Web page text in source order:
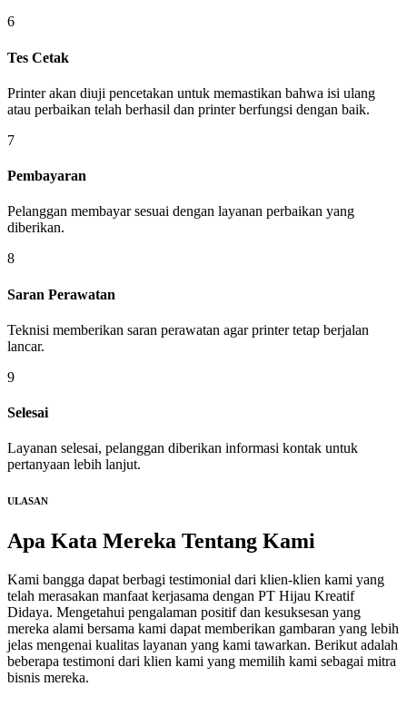
6
Tes Cetak
Printer akan diuji pencetakan untuk memastikan bahwa isi ulang
atau perbaikan telah berhasil dan printer berfungsi dengan baik.
7
Pembayaran
Pelanggan membayar sesuai dengan layanan perbaikan yang
diberikan.
8
Saran Perawatan
Teknisi memberikan saran perawatan agar printer tetap berjalan
lancar.
9
Selesai
Layanan selesai, pelanggan diberikan informasi kontak untuk
pertanyaan lebih lanjut.
ULASAN
Apa Kata Mereka Tentang Kami
Kami bangga dapat berbagi testimonial dari klien-klien kami yang
telah merasakan manfaat kerjasama dengan PT Hijau Kreatif
Didaya. Mengetahui pengalaman positif dan kesuksesan yang
mereka alami bersama kami dapat memberikan gambaran yang lebih
jelas mengenai kualitas layanan yang kami tawarkan. Berikut adalah
beberapa testimoni dari klien kami yang memilih kami sebagai mitra
bisnis mereka.